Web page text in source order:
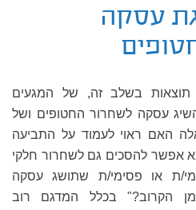
עסקה
בשלב זה, של המגעים
עסקה לשחרור החטופים ושל
האם ראוי לעמוד על התביעה
אפשר להסכים גם לשחרור חלקי
ת או פסימי/ת שתושג עסקה
הקרוב?" בכלל המדגם רוב